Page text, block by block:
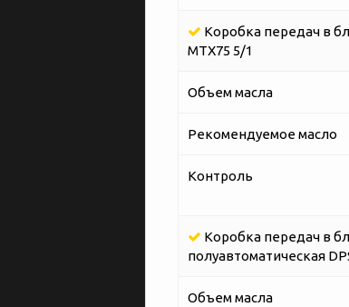
Коробка передач в
MTX75 5/1
Объем масла
Рекомендуемое масло
Контроль
Коробка передач в
полуавтоматическая
Объем масла